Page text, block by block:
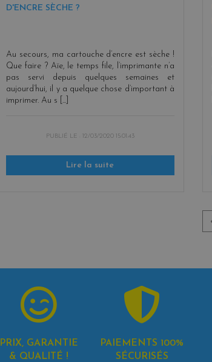
D'ENCRE SÈCHE ?
Au secours, ma cartouche d’encre est sèche !
Que faire ? Aïe, le temps file, l’imprimante n’a
pas servi depuis quelques semaines et
aujourd’hui, il y a quelque chose d’important à
imprimer. Au s [...]
PUBLIÉ LE : 12/03/2020 15:01:43
Lire la suite
PRIX, GARANTIE
& QUALITÉ !
PAIEMENTS 100%
SÉCURISÉS